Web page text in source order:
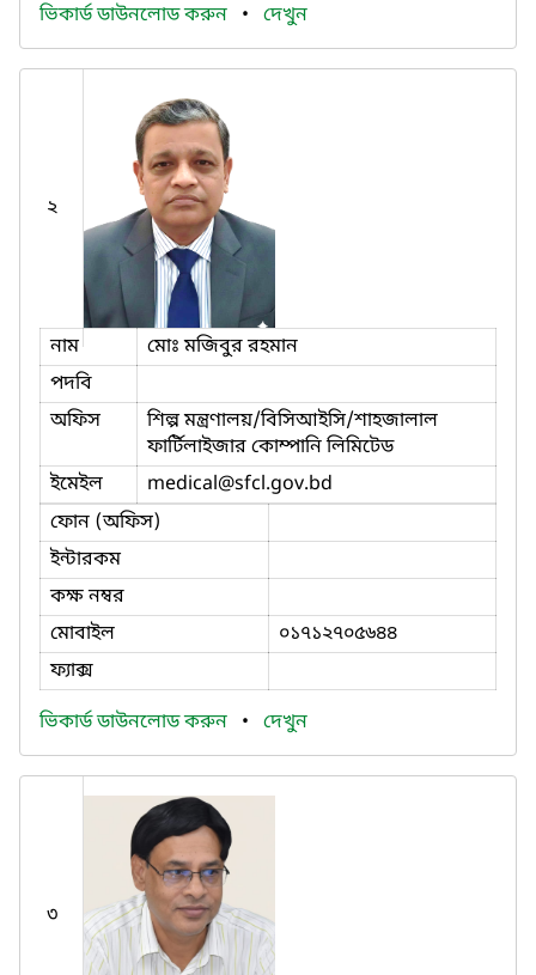
ভিকার্ড ডাউনলোড করুন • দেখুন
২
নাম
মোঃ মজিবুর রহমান
পদবি
অফিস
শিল্প মন্ত্রণালয়/বিসিআইসি/শাহজালাল
ফার্টিলাইজার কোম্পানি লিমিটেড
ইমেইল
medical@sfcl.gov.bd
ফোন (অফিস)
ইন্টারকম
কক্ষ নম্বর
মোবাইল
০১৭১২৭০৫৬৪৪
ফ্যাক্স
ভিকার্ড ডাউনলোড করুন • দেখুন
৩